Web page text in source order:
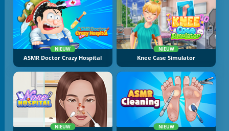
NIEUW
ASMR Doctor Crazy Hospital
NIEUW
Knee Case Simulator
NIEUW NIEUW